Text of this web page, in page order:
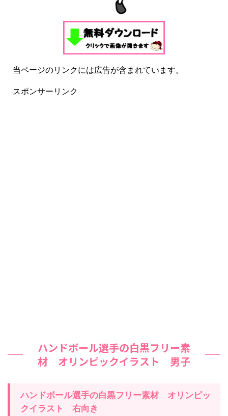
当ページのリンクには広告が含まれています。
スポンサーリンク
ハンドボール選手の白黒フリー素
材 オリンピックイラスト 男子
ハンドボール選手の白黒フリー素材 オリンピッ
クイラスト 右向き